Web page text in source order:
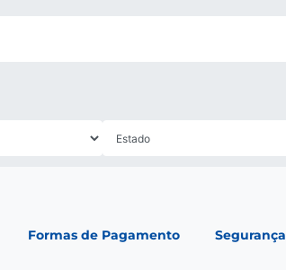
Formas de Pagamento Segurança